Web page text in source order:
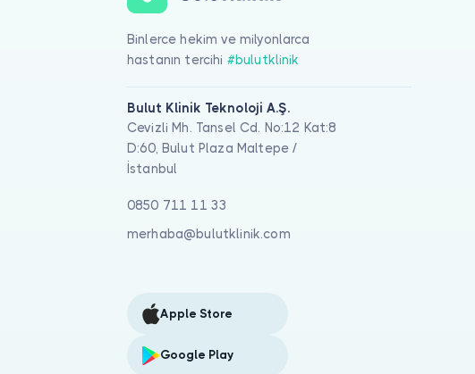
Binlerce hekim ve milyonlarca
hastanın tercihi #bulutklinik
Bulut Klinik Teknoloji A.Ş.
Cevizli Mh. Tansel Cd. No:12 Kat:8
D:60, Bulut Plaza Maltepe /
İstanbul
0850 711 11 33
merhaba@bulutklinik.com
Apple Store
Google Play